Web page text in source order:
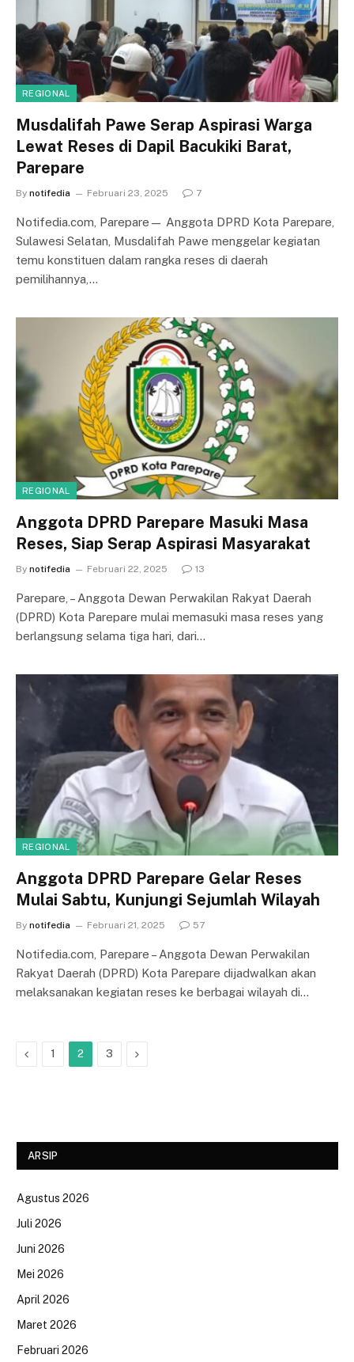
REGIONAL
Musdalifah Pawe Serap Aspirasi Warga
Lewat Reses di Dapil Bacukiki Barat,
Parepare
By notifedia Februari 23, 2025 7
Notifedia.com, Parepare— Anggota DPRD Kota Parepare,
Sulawesi Selatan, Musdalifah Pawe menggelar kegiatan
temu konstituen dalam rangka reses di daerah
pemilihannya,…
REGIONAL
Anggota DPRD Parepare Masuki Masa
Reses, Siap Serap Aspirasi Masyarakat
By notifedia Februari 22, 2025 13
Parepare, – Anggota Dewan Perwakilan Rakyat Daerah
(DPRD) Kota Parepare mulai memasuki masa reses yang
berlangsung selama tiga hari, dari…
REGIONAL
Anggota DPRD Parepare Gelar Reses
Mulai Sabtu, Kunjungi Sejumlah Wilayah
By notifedia Februari 21, 2025 57
Notifedia.com, Parepare – Anggota Dewan Perwakilan
Rakyat Daerah (DPRD) Kota Parepare dijadwalkan akan
melaksanakan kegiatan reses ke berbagai wilayah di…
Previous
1 2 3 Next
ARSIP
Agustus 2026
Juli 2026
Juni 2026
Mei 2026
April 2026
Maret 2026
Februari 2026